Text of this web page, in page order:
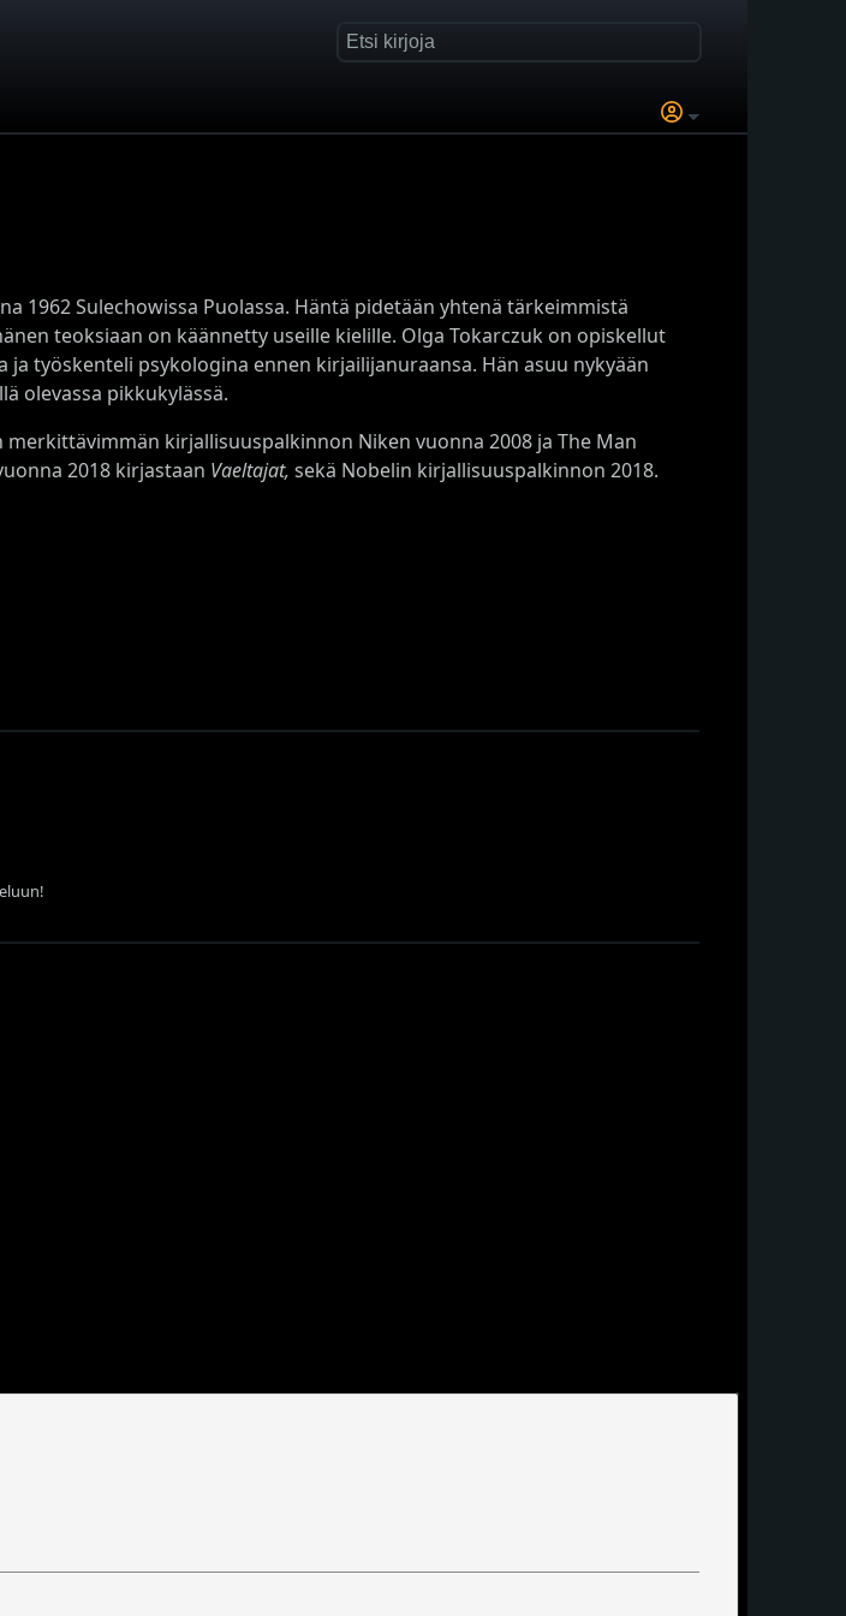
1962 Sulechowissa Puolassa. Häntä pidetään yhtenä tärkeimmistä
teoksiaan on käännetty useille kielille. Olga Tokarczuk on opiskellut
ja työskenteli psykologina ennen kirjailijanuraansa. Hän asuu nykyään
olevassa pikkukylässä.
merkittävimmän kirjallisuuspalkinnon Niken vuonna 2008 ja The Man
2018 kirjastaan Vaeltajat, sekä Nobelin kirjallisuuspalkinnon 2018.